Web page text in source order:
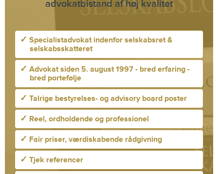
advokatbistand af høj kvalitet
✓ Specialistadvokat indenfor selskabsret &
selskabsskatteret
✓ Advokat siden 5. august 1997 - bred erfaring -
bred portefølje
✓ Talrige bestyrelses- og advisory board poster
✓ Reel, ordholdende og professionel
✓ Fair priser, værdiskabende rådgivning
✓ Tjek referencer